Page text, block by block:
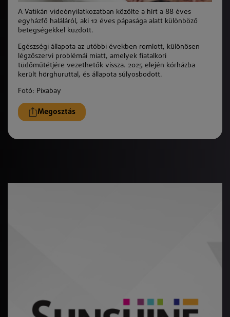
A Vatikán videónyilatkozatban közölte a hírt a 88 éves
egyházfő haláláról, aki 12 éves pápasága alatt különböző
betegségekkel küzdött.
Egészségi állapota az utóbbi években romlott, különösen
légzőszervi problémái miatt, amelyek fiatalkori
tüdőműtétjére vezethetők vissza. 2025 elején kórházba
került hörghuruttal, és állapota súlyosbodott.
Fotó: Pixabay
Megosztás